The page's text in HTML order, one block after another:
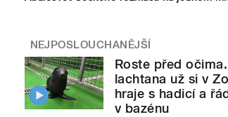
NEJPOSLOUCHANĚJŠÍ
Roste před
lachtana už si v
hraje s hadicí a
v bazénu